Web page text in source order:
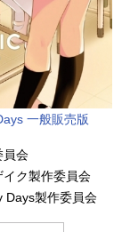
一般販売版
員会
ク製作委員会
Days製作委員会